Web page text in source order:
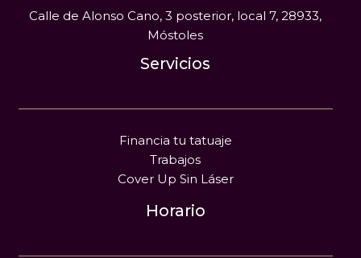
Calle de Alonso Cano, 3 posterior, local 7, 28933,
Móstoles
Servicios
Financia tu tatuaje
Trabajos
Cover Up Sin Láser
Horario